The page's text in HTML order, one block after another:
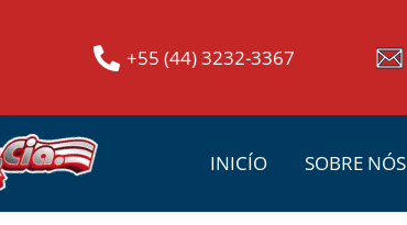
+55 (44) 3232-3367
INICÍO SOBRE NÓS